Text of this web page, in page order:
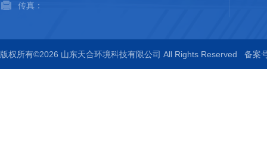
传真：
版权所有©2026 山东天合环境科技有限公司 All Rights Reserved 备案